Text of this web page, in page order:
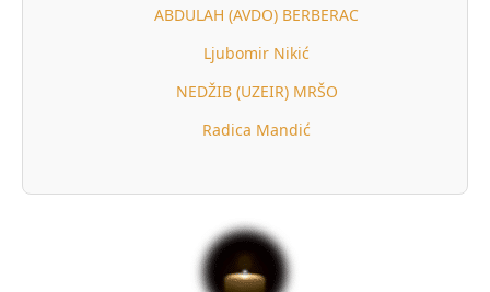
ABDULAH (AVDO) BERBERAC
Ljubomir Nikić
NEDŽIB (UZEIR) MRŠO
Radica Mandić